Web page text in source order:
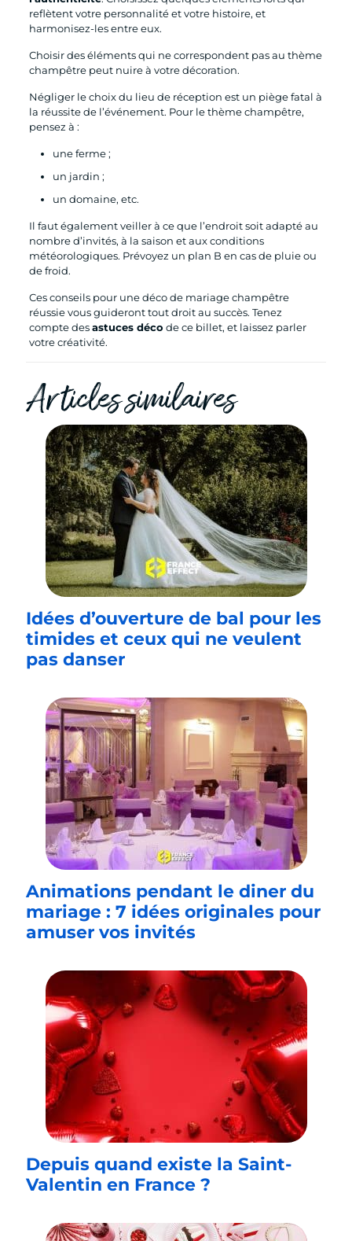
reflètent votre personnalité et votre histoire, et
harmonisez-les entre eux.
Choisir des éléments qui ne correspondent pas au thème
champêtre peut nuire à votre décoration.
Négliger le choix du lieu de réception est un piège fatal à
la réussite de l’événement. Pour le thème champêtre,
pensez à :
une ferme ;
un jardin ;
un domaine, etc.
Il faut également veiller à ce que l’endroit soit adapté au
nombre d’invités, à la saison et aux conditions
météorologiques. Prévoyez un plan B en cas de pluie ou
de froid.
Ces conseils pour une déco de mariage champêtre
réussie vous guideront tout droit au succès. Tenez
compte desastuces déco de ce billet, et laissez parler
votre créativité.
Articles similaires
Idées d’ouverture de bal pour les
timides et ceux qui ne veulent
pas danser
Animations pendant le diner du
mariage : 7 idées originales pour
amuser vos invités
Depuis quand existe la Saint-
Valentin en France ?